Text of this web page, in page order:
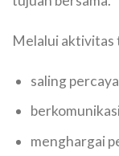
Melalui aktivitas
saling percaya
menghargai